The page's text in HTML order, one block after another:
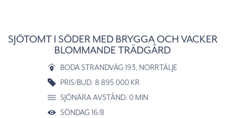
SJÖTOMT I SÖDER MED BRYGGA OCH VACKER
BLOMMANDE TRÄDGÅRD
BODA STRANDVÄG 193, NORRTÄLJE
PRIS/BUD: 8 895 000 KR
SJÖNÄRA AVSTÅND: 0 MIN
SÖNDAG 16/8